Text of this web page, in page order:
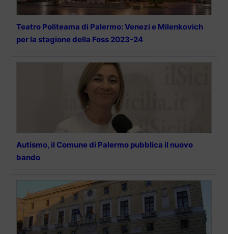
Teatro Politeama di Palermo: Venezi e Milenkovich
per la stagione della Foss 2023-24
Autismo, il Comune di Palermo pubblica il nuovo
bando